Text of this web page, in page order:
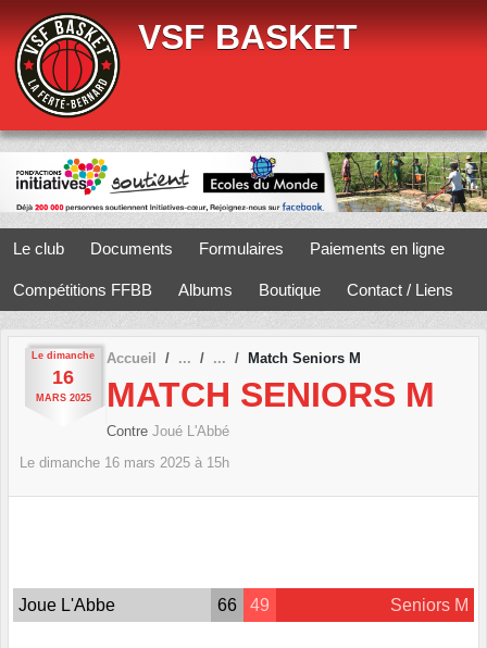
VSF BASKET
Le club Documents Formulaires Paiements en ligne
Compétitions FFBB Albums Boutique Contact / Liens
Le dimanche
16
MARS 2025
Accueil Match Seniors M
MATCH SENIORS M
Contre Joué L'Abbé
Le dimanche 16 mars 2025 à 15h
Joue L'Abbe 66 49 Seniors M
Panneau de gestion des cookies